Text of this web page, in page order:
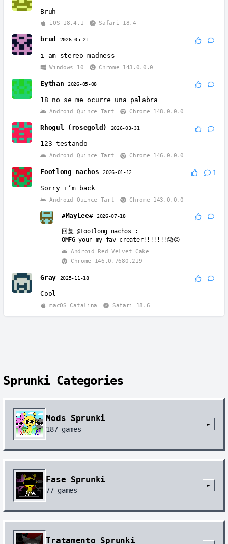
Bruh
iOS 18.4.1 Safari 18.4
brud 2026-05-21
ı am stereo madness
Windows 10 Chrome 143.0.0.0
Eythan2026-05-08
18 no se me ocurre una palabra
Android Quince Tart Chrome 148.0.0.0
Rhogul (rosegold) 2026-03-31
123 testando
Android Quince Tart Chrome 146.0.0.0
Footlong nachos 2026-01-12 1
Sorry ı’m back
Android Quince Tart Chrome 143.0.0.0
#MayLee# 2026-07-18
回复@Footlong nachos :
OMFG your my fav creater!!!!!!!😱😝
Android Red Velvet Cake
Chrome 146.0.7680.219
Gray 2025-11-18
Cool
macOS Catalina Safari 18.6
Sprunki Categories
Mods Sprunki
187games
►
Fase Sprunki
77games
►
Tratamento Sprunki